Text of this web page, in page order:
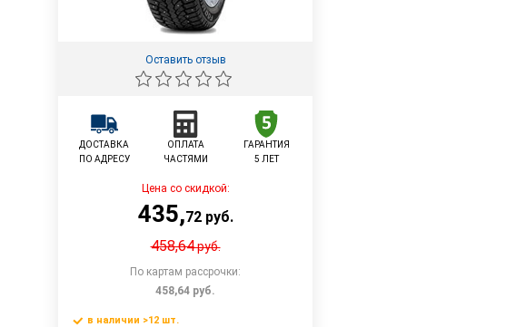
Оставить отзыв
ДОСТАВКА
ПО АДРЕСУ
ОПЛАТА
ЧАСТЯМИ
ГАРАНТИЯ
5 ЛЕТ
Цена со скидкой:
435,72руб.
458,64руб.
По картам рассрочки:
458,64 руб.
в наличии >12 шт.